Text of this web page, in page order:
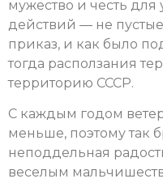
мужество и честь для
действий — не
приказ, и как было
тогда расползания
территорию СССР.
С каждым годом
меньше, поэтому так
неподдельная
веселым